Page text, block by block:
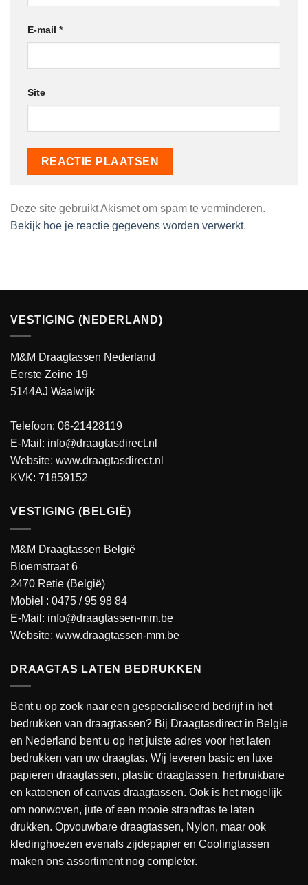
E-mail *
Site
Deze site gebruikt Akismet om spam te verminderen.
Bekijk hoe je reactie gegevens worden verwerkt.
VESTIGING (NEDERLAND)
M&M Draagtassen Nederland
Eerste Zeine 19
5144AJ Waalwijk
Telefoon: 06-21428119
E-Mail: info@draagtasdirect.nl
Website: www.draagtasdirect.nl
KVK: 71859152
VESTIGING (BELGIË)
M&M Draagtassen België
Bloemstraat 6
2470 Retie (België)
Mobiel : 0475 / 95 98 84
E-Mail: info@draagtassen-mm.be
Website: www.draagtassen-mm.be
DRAAGTAS LATEN BEDRUKKEN
Bent u op zoek naar een gespecialiseerd bedrijf in het
bedrukken van draagtassen? Bij Draagtasdirect in Belgie
en Nederland bent u op het juiste adres voor het laten
bedrukken van uw draagtas. Wij leveren basic en luxe
papieren draagtassen, plastic draagtassen, herbruikbare
en katoenen of canvas draagtassen. Ook is het mogelijk
om nonwoven, jute of een mooie strandtas te laten
drukken. Opvouwbare draagtassen, Nylon, maar ook
kledinghoezen evenals zijdepapier en Coolingtassen
maken ons assortiment nog completer.